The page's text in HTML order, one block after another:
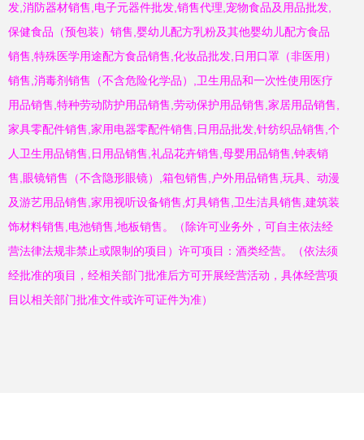
发,消防器材销售,电子元器件批发,销售代理,宠物食品及用品批发,
保健食品（预包装）销售,婴幼儿配方乳粉及其他婴幼儿配方食品
销售,特殊医学用途配方食品销售,化妆品批发,日用口罩（非医用）
销售,消毒剂销售（不含危险化学品）,卫生用品和一次性使用医疗
用品销售,特种劳动防护用品销售,劳动保护用品销售,家居用品销售,
家具零配件销售,家用电器零配件销售,日用品批发,针纺织品销售,个
人卫生用品销售,日用品销售,礼品花卉销售,母婴用品销售,钟表销
售,眼镜销售（不含隐形眼镜）,箱包销售,户外用品销售,玩具、动漫
及游艺用品销售,家用视听设备销售,灯具销售,卫生洁具销售,建筑装
饰材料销售,电池销售,地板销售。（除许可业务外，可自主依法经
营法律法规非禁止或限制的项目）许可项目：酒类经营。（依法须
经批准的项目，经相关部门批准后方可开展经营活动，具体经营项
目以相关部门批准文件或许可证件为准）